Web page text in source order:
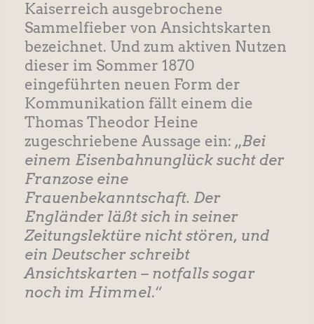
Kaiserreich ausgebrochene
Sammelfieber von Ansichtskarten
bezeichnet. Und zum aktiven Nutzen
dieser im Sommer 1870
eingeführten neuen Form der
Kommunikation fällt einem die
Thomas Theodor Heine
zugeschriebene Aussage ein: „Bei
einem Eisenbahnunglück sucht der
Franzose eine
Frauenbekanntschaft. Der
Engländer läßt sich in seiner
Zeitungslektüre nicht stören, und
ein Deutscher schreibt
Ansichtskarten – notfalls sogar
noch im Himmel.“